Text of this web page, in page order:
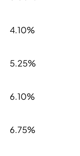
4.10%
5.25%
6.10%
6.75%